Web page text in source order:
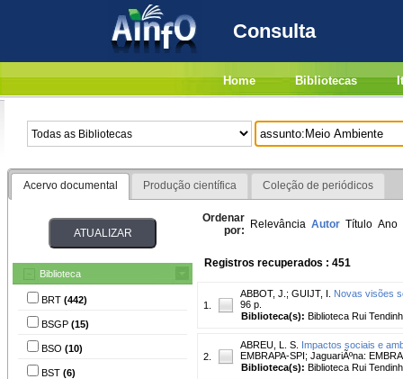
Consulta
Home Bibliotecas
Acervo documental Produção científica Coleção de periódicos
Biblioteca
BRT (442)
BSGP (15)
BSO (10)
BST (6)
Ordenar
por: Relevância Autor Título Ano
Registros recuperados : 451
1.
ABBOT, J. ; GUIJT, I.
Novas visões
96 p.
Biblioteca(s): Biblioteca Rui
2.
ABREU, L. S. Impactos sociais e
EMBRAPA-SPI; JaguariÃºna:
Biblioteca(s): Biblioteca Rui